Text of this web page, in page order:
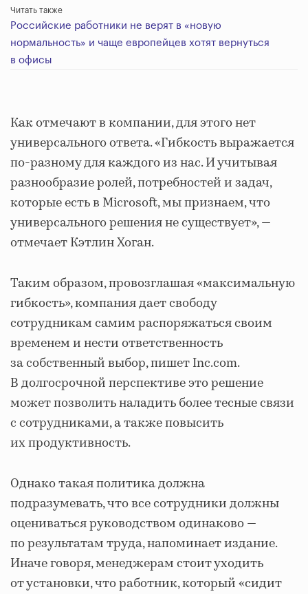
Читать также
Российские работники не верят в «новую
нормальность» и чаще европейцев хотят вернуться
в офисы
Как отмечают в компании, для этого нет
универсального ответа. «Гибкость выражается
по-разному для каждого из нас. И учитывая
разнообразие ролей, потребностей и задач,
которые есть в Microsoft, мы признаем, что
универсального решения не существует», ―
отмечает Кэтлин Хоган.
Таким образом, провозглашая «максимальную
гибкость», компания дает свободу
сотрудникам самим распоряжаться своим
временем и нести ответственность
за собственный выбор, пишет Inc.com.
В долгосрочной перспективе это решение
может позволить наладить более тесные связи
с сотрудниками, а также повысить
их продуктивность.
Однако такая политика должна
подразумевать, что все сотрудники должны
оцениваться руководством одинаково ―
по результатам труда, напоминает издание.
Иначе говоря, менеджерам стоит уходить
от установки, что работник, который «сидит